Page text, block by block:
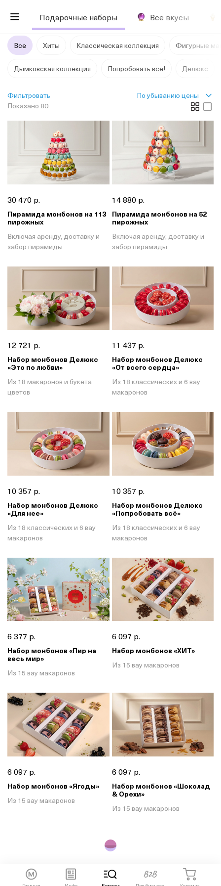
Подарочные наборы Все вкусы
Все Хиты Классическая коллекция Фигурные
Дымковская коллекция Попробовать все! Делюкс
Показано 80
Фильтровать По убыванию цены
30 470 р.
Пирамида монбонов на 113
пирожных
Включая аренду, доставку и
забор пирамиды
14 880 р.
Пирамида монбонов на 52
пирожных
Включая аренду, доставку и
забор пирамиды
12 721 р.
Набор монбонов Делюкс
«Это по любви»
Из 18 макаронов и букета
цветов
11 437 р.
Набор монбонов Делюкс
«От всего сердца»
Из 18 классических и 6 вау
макаронов
10 357 р.
Набор монбонов Делюкс
«Для нее»
Из 18 классических и 6 вау
макаронов
10 357 р.
Набор монбонов Делюкс
«Попробовать всё»
Из 18 классических и 6 вау
макаронов
6 377 р.
Набор монбонов «Пир на
весь мир»
Из 15 вау макаронов
6 097 р.
Набор монбонов «ХИТ»
Из 15 вау макаронов
6 097 р.
Набор монбонов «Ягоды»
Из 15 вау макаронов
6 097 р.
Набор монбонов «Шоколад
& Орехи»
Из 15 вау макаронов